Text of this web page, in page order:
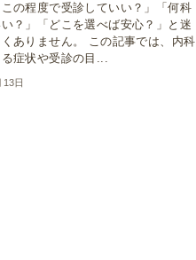
の程度で受診していい？」「何科
？」「どこを選べば安心？」と迷
ありません。 この記事では、内科
症状や受診の目...
日